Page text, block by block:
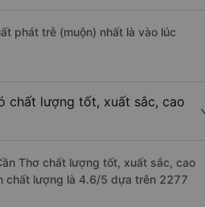
phát trễ (muộn) nhất là vào lúc
chất lượng tốt, xuất sắc, cao
Thơ chất lượng tốt, xuất sắc, cao
chất lượng là 4.6/5 dựa trên 2277